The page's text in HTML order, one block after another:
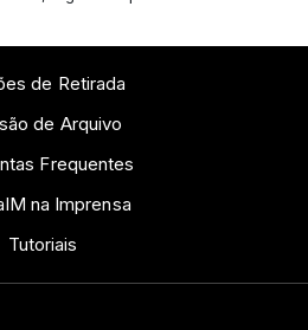
de Retirada
de Arquivo
Frequentes
na Imprensa
Tutoriais